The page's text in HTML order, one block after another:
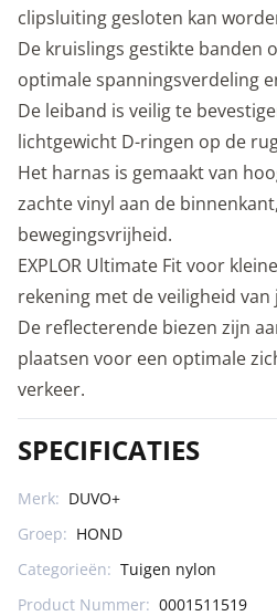
clipsluiting gesloten kan
De kruislings gestikte banden
optimale spanningsverdeling
De leiband is veilig te
lichtgewicht D-ringen op de
Het harnas is gemaakt van
zachte vinyl aan de
bewegingsvrijheid.
EXPLOR Ultimate Fit voor
rekening met de veiligheid
De reflecterende biezen zijn
plaatsen voor een optimale
verkeer.
SPECIFICATIES
Merk: DUVO+
Groep: HOND
Categorieën: Tuigen nylon
Product Nummer: 0001511519